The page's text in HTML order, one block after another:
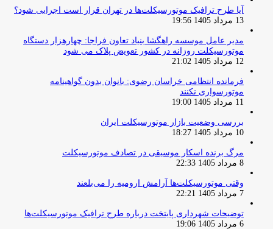
آیا طرح ترافیک موتورسیکلت‌ها در تهران قرار است اجرایی شود؟
13 مرداد 1405 19:56
مدیر عامل موسسه راهگشا بنیاد تعاون فراجا: چهارهزار دستگاه
موتورسیکلت روزانه در کشور تعویض پلاک می شود
12 مرداد 1405 21:02
فرمانده انتظامی خراسان رضوی: بانوان بدون گواهینامه
موتورسواری نکنند
11 مرداد 1405 19:00
بررسی وضعیت بازار موتورسیکلت ایران
10 مرداد 1405 18:27
مرگ برنده اسکار موسیقی در تصادف موتورسیکلت
8 مرداد 1405 22:33
وقتی موتورسیکلت‌ها آرامش ارومیه را می‌بلعند
7 مرداد 1405 22:21
توضیحات شهرداری پایتخت درباره طرح ترافیک موتورسیکلت‌ها
6 مرداد 1405 19:06